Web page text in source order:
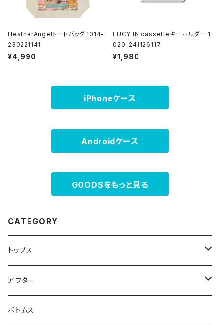
HeatherAngelトートバッグ 1014-
230221141
¥4,990
LUCY IN cassetteキーホルダー 1
020-241126117
¥1,980
iPhoneケース
Androidケース
GOODSをもっと見る
CATEGORY
トップス
スウェット・パーカー
Tシャツ
アウター
ジャケット・ブルゾン
ボトムス